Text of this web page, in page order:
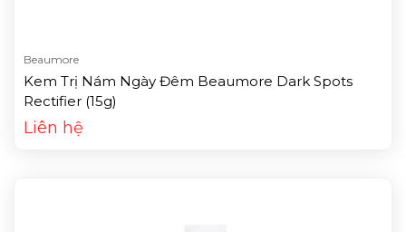
Beaumore
Kem Trị Nám Ngày Đêm Beaumore Dark Spots
Rectifier (15g)
Liên hệ